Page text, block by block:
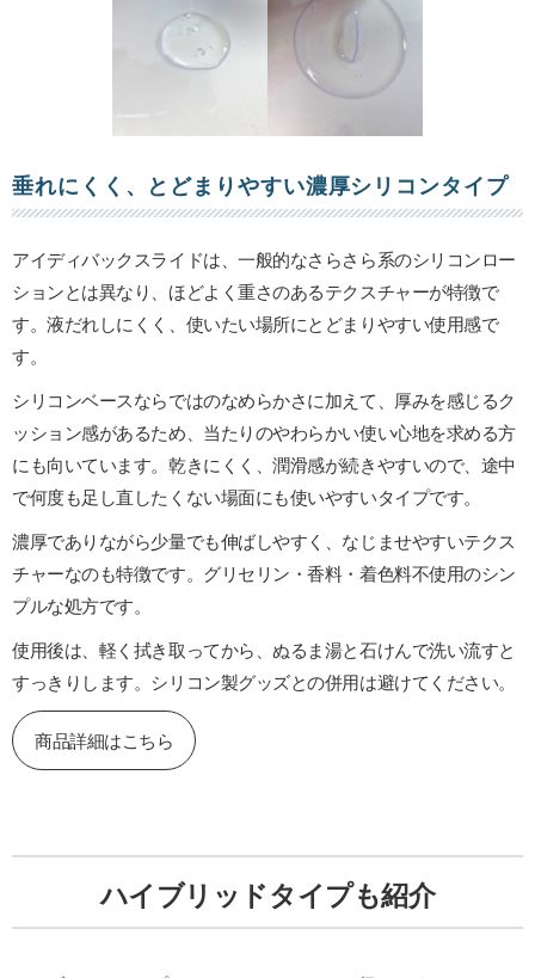
垂れにくく、とどまりやすい濃厚シリコンタイプ
アイディバックスライドは、一般的なさらさら系のシリコンロー
ションとは異なり、ほどよく重さのあるテクスチャーが特徴で
す。液だれしにくく、使いたい場所にとどまりやすい使用感で
す。
シリコンベースならではのなめらかさに加えて、厚みを感じるク
ッション感があるため、当たりのやわらかい使い心地を求める方
にも向いています。乾きにくく、潤滑感が続きやすいので、途中
で何度も足し直したくない場面にも使いやすいタイプです。
濃厚でありながら少量でも伸ばしやすく、なじませやすいテクス
チャーなのも特徴です。グリセリン・香料・着色料不使用のシン
プルな処方です。
使用後は、軽く拭き取ってから、ぬるま湯と石けんで洗い流すと
すっきりします。シリコン製グッズとの併用は避けてください。
商品詳細はこちら
ハイブリッドタイプも紹介